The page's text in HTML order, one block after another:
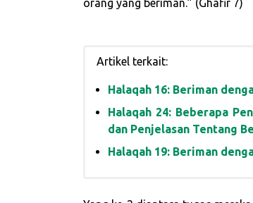
orang yang beriman.” (Ghafir 7)
Artikel terkait:
Halaqah 16: Beriman
Halaqah 24: Beberapa
dan Penjelasan Tentang
Halaqah 19: Beriman